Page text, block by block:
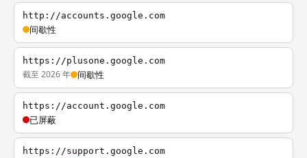
http://accounts.google.com
间歇性
https://plusone.google.com
截至 2026 年 间歇性
https://account.google.com
已屏蔽
https://support.google.com